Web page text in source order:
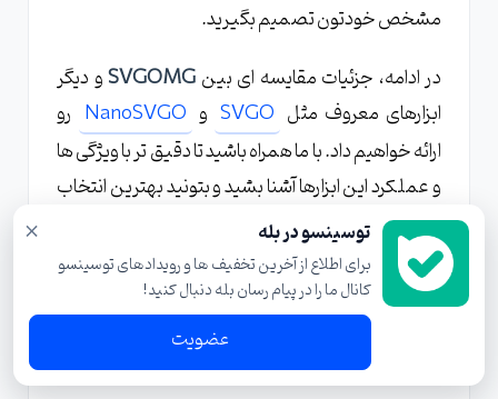
مشخص خودتون تصمیم بگیرید.
در ادامه، جزئیات مقایسه ای بین SVGOMG و دیگر
ابزارهای معروف مثل SVGO و NanoSVGO رو
ارائه خواهیم داد. با ما همراه باشید تا دقیق تر با ویژگی ها
و عملکرد این ابزارها آشنا بشید و بتونید بهترین انتخاب
رو برای پروژه هاتون داشته باشید.
مقایسه با SVGO: کدام بهتر
× توسینسو در بله
برای اطلاع از آخرین تخفیف ها و رویدادهای توسینسو
کانال ما را در پیام رسان بله دنبال کنید!
عضویت